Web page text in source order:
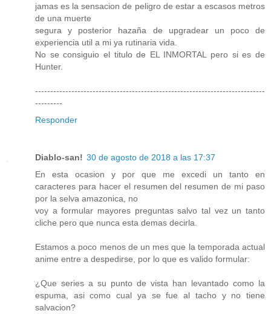
jamas es la sensacion de peligro de estar a escasos metros
de una muerte
segura y posterior hazaña de upgradear un poco de
experiencia util a mi ya rutinaria vida.
No se consiguio el titulo de EL INMORTAL pero si es de
Hunter.
----------------------------------------------------------------------------
---------
Responder
Diablo-san! 30 de agosto de 2018 a las 17:37
En esta ocasion y por que me excedi un tanto en
caracteres para hacer el resumen del resumen de mi paso
por la selva amazonica, no
voy a formular mayores preguntas salvo tal vez un tanto
cliche pero que nunca esta demas decirla.
Estamos a poco menos de un mes que la temporada actual
anime entre a despedirse, por lo que es valido formular:
¿Que series a su punto de vista han levantado como la
espuma, asi como cual ya se fue al tacho y no tiene
salvacion?